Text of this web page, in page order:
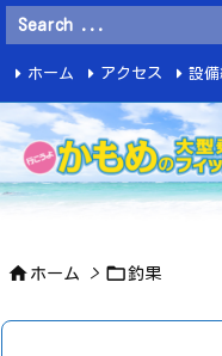
ホーム アクセス 設
釣 果
 ホーム > 釣果